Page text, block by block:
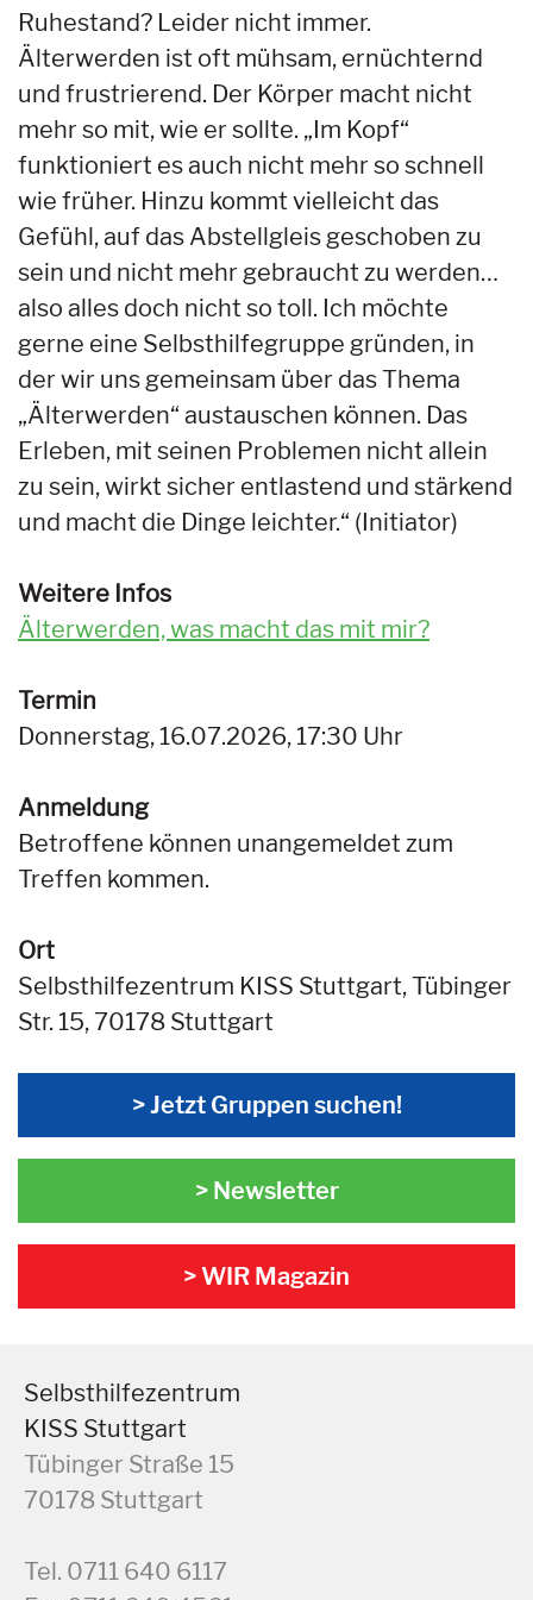
Ruhestand? Leider nicht immer.
Älterwerden ist oft mühsam, ernüchternd
und frustrierend. Der Körper macht nicht
mehr so mit, wie er sollte. „Im Kopf“
funktioniert es auch nicht mehr so schnell
wie früher. Hinzu kommt vielleicht das
Gefühl, auf das Abstellgleis geschoben zu
sein und nicht mehr gebraucht zu werden…
also alles doch nicht so toll. Ich möchte
gerne eine Selbsthilfegruppe gründen, in
der wir uns gemeinsam über das Thema
„Älterwerden“ austauschen können. Das
Erleben, mit seinen Problemen nicht allein
zu sein, wirkt sicher entlastend und stärkend
und macht die Dinge leichter.“ (Initiator)
Weitere Infos
Älterwerden, was macht das mit mir?
Termin
Donnerstag, 16.07.2026, 17:30 Uhr
Anmeldung
Betroffene können unangemeldet zum
Treffen kommen.
Ort
Selbsthilfezentrum KISS Stuttgart, Tübinger
Str. 15, 70178 Stuttgart
> Jetzt Gruppen suchen!
> Newsletter
> WIR Magazin
Selbsthilfezentrum
KISS Stuttgart
Tübinger Straße 15
70178 Stuttgart
Tel. 0711 640 6117